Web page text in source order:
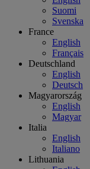
Suomi
Svenska
France
English
Français
Deutschland
English
Deutsch
Magyarország
English
Magyar
Italia
English
Italiano
Lithuania